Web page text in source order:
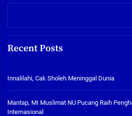
Recent Posts
Innalilahi, Cak Sholeh Meninggal Dunia
Mantap, MI Muslimat NU Pucang Raih
Internasional